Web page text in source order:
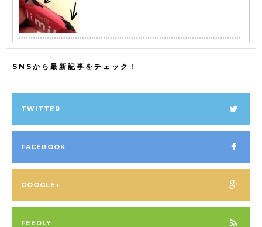
SNSから最新記事をチェック！
TWITTER
FACEBOOK
GOOGLE+
FEEDLY